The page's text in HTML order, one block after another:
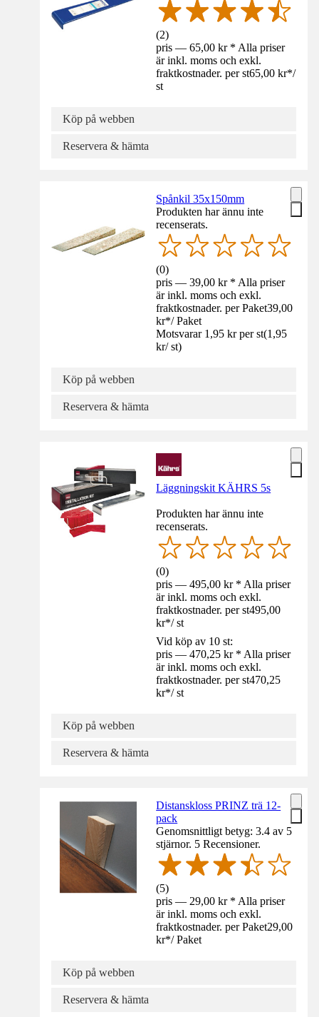
(2)
pris — 65,00 kr * Alla priser
är inkl. moms och exkl.
fraktkostnader. per st65,00 kr*/
st
Köp på webben
Reservera & hämta
Spånkil 35x150mm
Produkten har ännu inte
recenserats.
(0)
pris — 39,00 kr * Alla priser
är inkl. moms och exkl.
fraktkostnader. per Paket39,00
kr*/ Paket
Motsvarar 1,95 kr per st(1,95
kr/ st)
Köp på webben
Reservera & hämta
Läggningskit KÄHRS 5s
Produkten har ännu inte
recenserats.
(0)
pris — 495,00 kr * Alla priser
är inkl. moms och exkl.
fraktkostnader. per st495,00
kr*/ st
Vid köp av 10 st:
pris — 470,25 kr * Alla priser
är inkl. moms och exkl.
fraktkostnader. per st470,25
kr*/ st
Köp på webben
Reservera & hämta
Distanskloss PRINZ trä 12-
pack
Genomsnittligt betyg: 3.4 av 5
stjärnor. 5 Recensioner.
(5)
pris — 29,00 kr * Alla priser
är inkl. moms och exkl.
fraktkostnader. per Paket29,00
kr*/ Paket
Köp på webben
Reservera & hämta